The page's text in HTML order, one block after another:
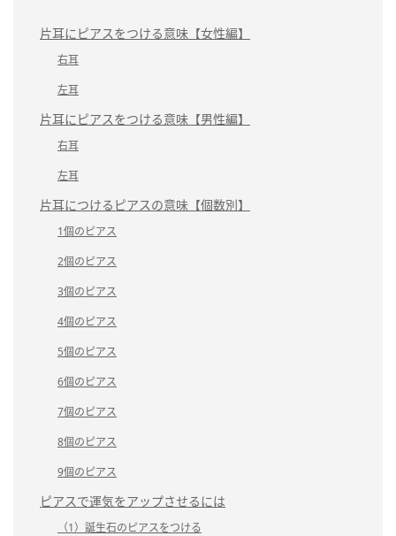
片耳にピアスをつける意味【女性編】
右耳
左耳
片耳にピアスをつける意味【男性編】
右耳
左耳
片耳につけるピアスの意味【個数別】
1個のピアス
2個のピアス
3個のピアス
4個のピアス
5個のピアス
6個のピアス
7個のピアス
8個のピアス
9個のピアス
ピアスで運気をアップさせるには
（1）誕生石のピアスをつける